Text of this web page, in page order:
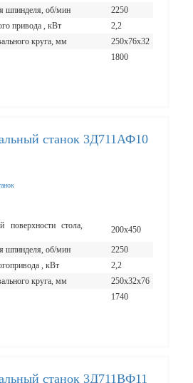
шпинделя, об/мин
2250
привода , кВт
2,2
круга, мм
250х76х32
1800
станок 3Д711АФ10
поверхности стола,
200х450
шпинделя, об/мин
2250
, кВт
2,2
круга, мм
250х32х76
1740
станок 3Д711ВФ11